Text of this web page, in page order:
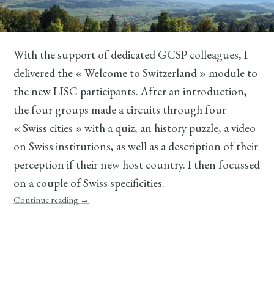
With the support of dedicated GCSP colleagues, I
delivered the « Welcome to Switzerland » module to
the new LISC participants. After an introduction,
the four groups made a circuits through four
« Swiss cities » with a quiz, an history puzzle, a video
on Swiss institutions, as well as a description of their
perception if their new host country. I then focussed
on a couple of Swiss specificities.
Continue reading →